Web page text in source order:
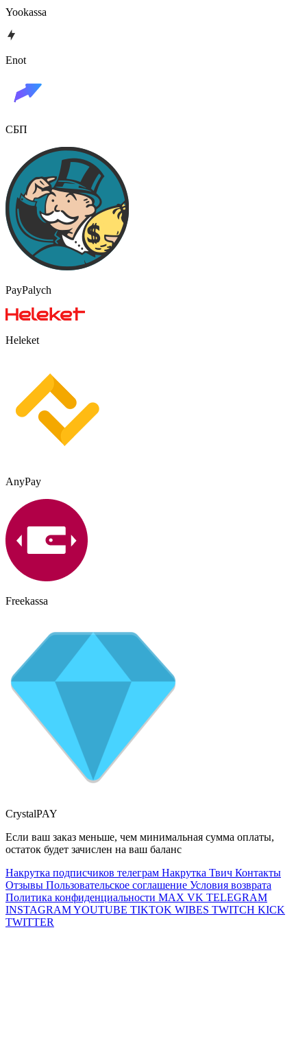
Yookassa
Enot
СБП
PayPalych
Heleket
AnyPay
Freekassa
CrystalPAY
Если ваш заказ меньше, чем минимальная сумма оплаты,
остаток будет зачислен на ваш баланс
Накрутка подписчиков телеграм Накрутка Твич Контакты
Отзывы Пользовательское соглашение Условия возврата
Политика конфиденциальности MAX VK TELEGRAM
INSTAGRAMYOUTUBE TIKTOK WIBES TWITCH KICK
TWITTER